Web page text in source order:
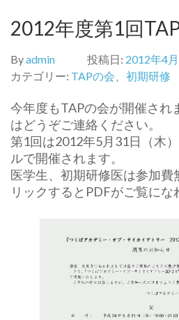
2012年度第1回
Byadmin 投稿日: 2012年4
カテゴリー: TAPの会 初期研修
今年度もTAPの会が開催され
はどうぞご連絡ください。
第1回は2012年5月31日（木
ルで開催されます。
医学生、初期研修医は参加費
リックするとPDFがご覧にな